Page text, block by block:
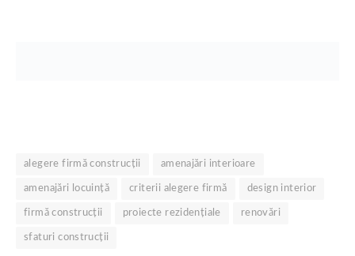
alegere firmă construcții amenajări interioare
amenajări locuință criterii alegere firmă design interior
firmă construcții proiecte rezidențiale renovări
sfaturi construcții